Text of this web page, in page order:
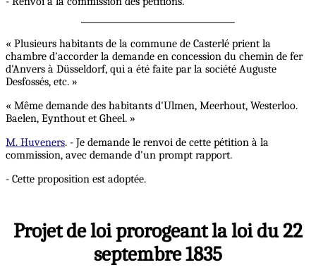
« Plusieurs habitants de la commune de Casterlé prient la
chambre d'accorder la demande en concession du chemin de fer
d'Anvers à Düsseldorf, qui a été faite par la société Auguste
Desfossés, etc. »
« Même demande des habitants d'Ulmen, Meerhout, Westerloo.
Baelen, Eynthout et Gheel. »
M. Huveners. - Je demande le renvoi de cette pétition à la
commission, avec demande d'un prompt rapport.
- Cette proposition est adoptée.
Projet de loi prorogeant la loi du 22
septembre 1835